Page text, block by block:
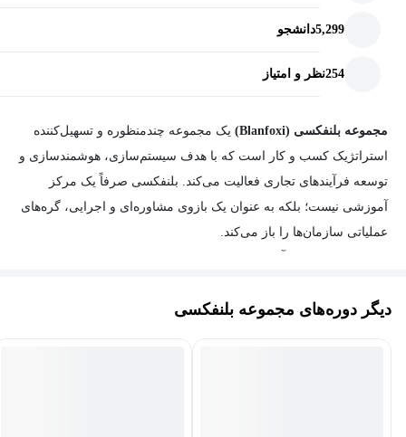
5,299دانشجو
254نظر و امتیاز
مجموعه بلنفکسی (Blanfoxi)
یک مجموعه چندمنظوره و تسهیل‌کننده
استراتژیک کسب و کار است که با هدف سیستم‌سازی، هوشمندسازی و
توسعه فرآیندهای تجاری فعالیت می‌کند. بلنفکسی صرفاً یک مرکز
آموزشی نیست؛ بلکه به عنوان یک بازوی مشاوره‌ای و اجرایی، گره‌های
عملیاتی سازمان‌ها را باز می‌کند.
بازار مدرن دسته‌بندی شده‌اند:
دیگر دوره‌های مجموعه بلنفکسی